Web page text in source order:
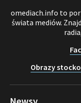
omediach.info to
świata mediów.
Obrazy